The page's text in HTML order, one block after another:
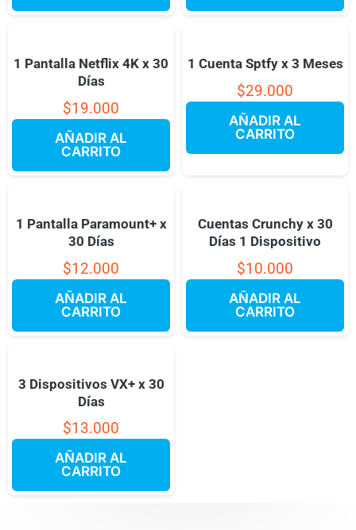
1 Pantalla Netflix 4K x 30
Días
$19.000
AÑADIR AL
CARRITO
1 Cuenta Sptfy x 3 Meses
$29.000
AÑADIR AL
CARRITO
1 Pantalla Paramount+ x
30 Días
$12.000
AÑADIR AL
CARRITO
Cuentas Crunchy x 30
Días 1 Dispositivo
$10.000
AÑADIR AL
CARRITO
3 Dispositivos VX+ x 30
Días
$13.000
AÑADIR AL
CARRITO